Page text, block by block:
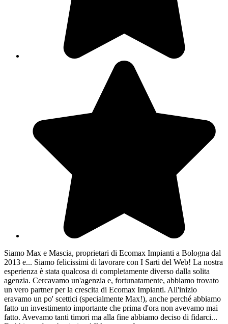
Siamo Max e Mascia, proprietari di Ecomax Impianti a Bologna dal
2013 e... Siamo felicissimi di lavorare con I Sarti del Web! La nostra
esperienza è stata qualcosa di completamente diverso dalla solita
agenzia. Cercavamo un'agenzia e, fortunatamente, abbiamo trovato
un vero partner per la crescita di Ecomax Impianti. All'inizio
eravamo un po' scettici (specialmente Max!), anche perché abbiamo
fatto un investimento importante che prima d'ora non avevamo mai
fatto. Avevamo tanti timori ma alla fine abbiamo deciso di fidarci...